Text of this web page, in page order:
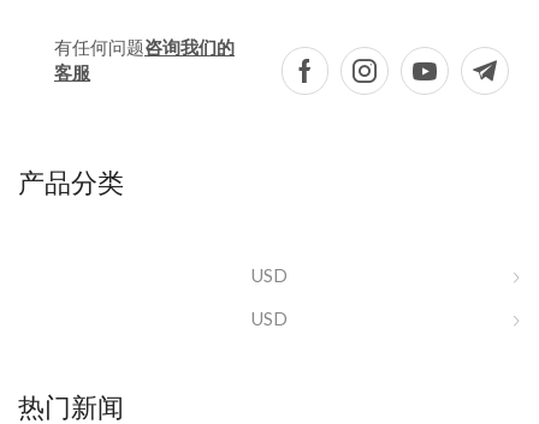
有任何问题咨询我们的
客服
产品分类
USD
USD
热门新闻